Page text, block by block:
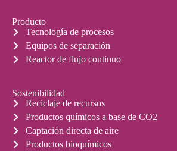
Producto
Tecnología de procesos
Equipos de separación
Reactor de flujo continuo
Sostenibilidad
Reciclaje de recursos
Productos químicos a base de CO2
Captación directa de aire
Productos bioquímicos